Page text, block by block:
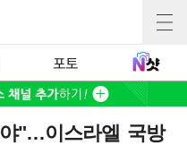
포토
"…이스라엘 국방